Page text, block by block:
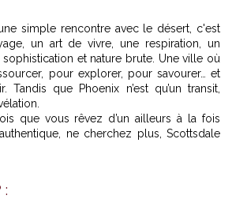
simple rencontre avec le désert, c'est
un art de vivre, une respiration, un
et nature brute. Une ville où
pour explorer, pour savourer… et
que Phoenix n’est qu’un transit,
que vous rêvez d’un ailleurs à la fois
ne cherchez plus, Scottsdale
: